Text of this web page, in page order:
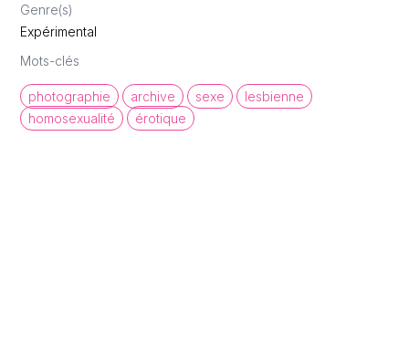
Genre(s)
Expérimental
Mots-clés
photographie archive sexe
lesbienne
homosexualité
érotique